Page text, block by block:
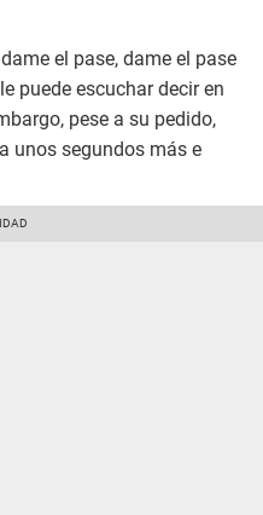
el pase, dame el pase
puede escuchar decir en
pese a su pedido,
unos segundos más e